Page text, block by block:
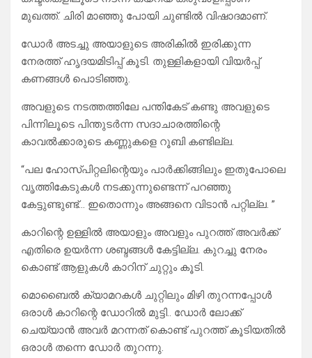
മുഖത്ത്‌. ചിരി മാഞ്ഞു പോയി ചുണ്ടിൽ വിഷാദമാണ്.
ഡോർ അടച്ചു അയാളുടെ അരികിൽ ഇരിക്കുന്ന
നേരത്ത് ഹൃദയമിടിപ്പ് കൂടി. തുള്ളികളായി വിയർപ്പ്
കണങ്ങൾ പൊടിഞ്ഞു.
അവളുടെ നടത്തത്തിലേ പന്തികേട് കണ്ടു അവളുടെ
പിന്നിലൂടെ പിന്തുടർന്ന സദാചാരത്തിന്റെ
കാവൽക്കാരുടെ കണ്ണുകളെ റൂബി കണ്ടില്ല.
“പല ഹോസ്പിറ്റലിന്റെയും പാർക്കിങ്ങിലും ഇതുപോലെ
വൃത്തികേടുകൾ നടക്കുന്നുണ്ടെന്ന് പറഞ്ഞു
കേട്ടുണ്ടുണ്ട്… ഇതൊന്നും അങ്ങനെ വിടാൻ പറ്റില്ല. ”
കാറിന്റെ ഉള്ളിൽ അയാളും അവളും പുറത്ത് അവർക്ക്
എതിരെ ഉയർന്ന ശബ്ദങ്ങൾ കേട്ടില്ല. കുറച്ചു നേരം
കൊണ്ട് ആളുകൾ കാറിന് ചുറ്റും കൂടി.
മൊബൈൽ ക്യാമറകൾ ചുറ്റിലും മിഴി തുറന്നപ്പോൾ
ഒരാൾ കാറിന്റെ ഡോറിൽ മുട്ടി.. ഡോർ ലോക്ക്
ചെയ്യാൻ അവർ മറന്നത് കൊണ്ട് പുറത്ത് കൂടിയതിൽ
ഒരാൾ തന്നെ ഡോർ തുറന്നു.